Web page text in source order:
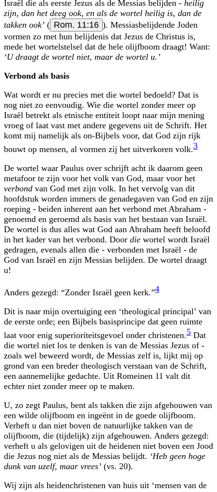
Israël die als eerste Jezus als de Messias belijden - heilig
zijn, dan het deeg ook, en als de wortel heilig is, dan de
takken ook’ ( Rom. 11:16 ). Messiasbelijdende Joden
vormen zo met hun belijdenis dat Jezus de Christus is,
mede het wortelstelsel dat de hele olijfboom draagt! Want:
‘U draagt de wortel niet, maar de wortel u.’
Verbond als basis
Wat wordt er nu precies met die wortel bedoeld? Dat is
nog niet zo eenvoudig. Wie die wortel zonder meer op
Israël betrekt als etnische entiteit loopt naar mijn mening
vroeg of laat vast met andere gegevens uit de Schrift. Het
komt mij namelijk als on-Bijbels voor, dat God zijn rijk
bouwt op mensen, al vormen zij het uitverkoren volk.3
De wortel waar Paulus over schrijft acht ik daarom geen
metafoor te zijn voor het volk van God, maar voor het
verbond van God met zijn volk. In het vervolg van dit
hoofdstuk worden immers de genadegaven van God en zijn
roeping - beiden inherent aan het verbond met Abraham -
genoemd en geroemd als basis van het bestaan van Israël.
De wortel is dus alles wat God aan Abraham heeft beloofd
in het kader van het verbond. Door die wortel wordt Israël
gedragen, evenals allen die - verbonden met Israël - de
God van Israël en zijn Messias belijden. De wortel draagt
u!
Anders gezegd: “Zonder Israël geen kerk.”4
Dit is naar mijn overtuiging een ‘theological principal’ van
de eerste orde; een Bijbels basisprincipe dat geen ruimte
laat voor enig superioriteitsgevoel onder christenen.5 Dat
die wortel niet los te denken is van de Messias Jezus of -
zoals wel beweerd wordt, de Messias zelf is, lijkt mij op
grond van een breder theologisch verstaan van de Schrift,
een aannemelijke gedachte. Uit Romeinen 11 valt dit
echter niet zonder meer op te maken.
U, zo zegt Paulus, bent als takken die zijn afgehouwen van
een wilde olijfboom en ingeënt in de goede olijfboom.
Verheft u dan niet boven de natuurlijke takken van de
olijfboom, die (tijdelijk) zijn afgehouwen. Anders gezegd:
verheft u als gelovigen uit de heidenen niet boven een Jood
die Jezus nog niet als de Messias belijdt. ‘Heb geen hoge
dunk van uzelf, maar vrees’ (vs. 20).
Wij zijn als heidenchristenen van huis uit ‘mensen van de